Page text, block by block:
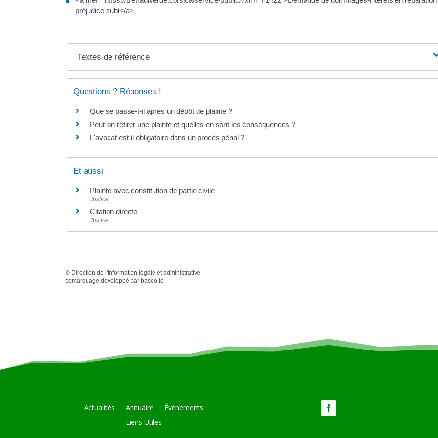
préjudice subi</a>.
Textes de référence
Questions ? Réponses !
Que se passe-t-il après un dépôt de plainte ?
Peut-on retirer une plainte et quelles en sont les conséquences ?
L'avocat est-il obligatoire dans un procès pénal ?
Et aussi
Plainte avec constitution de partie civile
Justice
Citation directe
Justice
© Direction de l'information légale et administrative
comarquage developpé par baseo.io
Actualités Annuaire
Événements
Liens Utiles